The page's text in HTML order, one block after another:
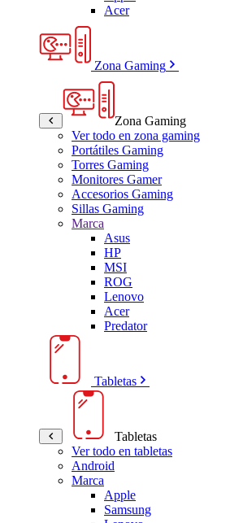
Acer
Zona Gaming
Zona Gaming
Ver todo en zona gaming
Portátiles Gaming
Torres Gaming
Monitores Gamer
Accesorios Gaming
Sillas Gaming
Marca
Asus
HP
MSI
ROG
Lenovo
Acer
Predator
Tabletas
Tabletas
Ver todo en tabletas
Android
Marca
Apple
Samsung